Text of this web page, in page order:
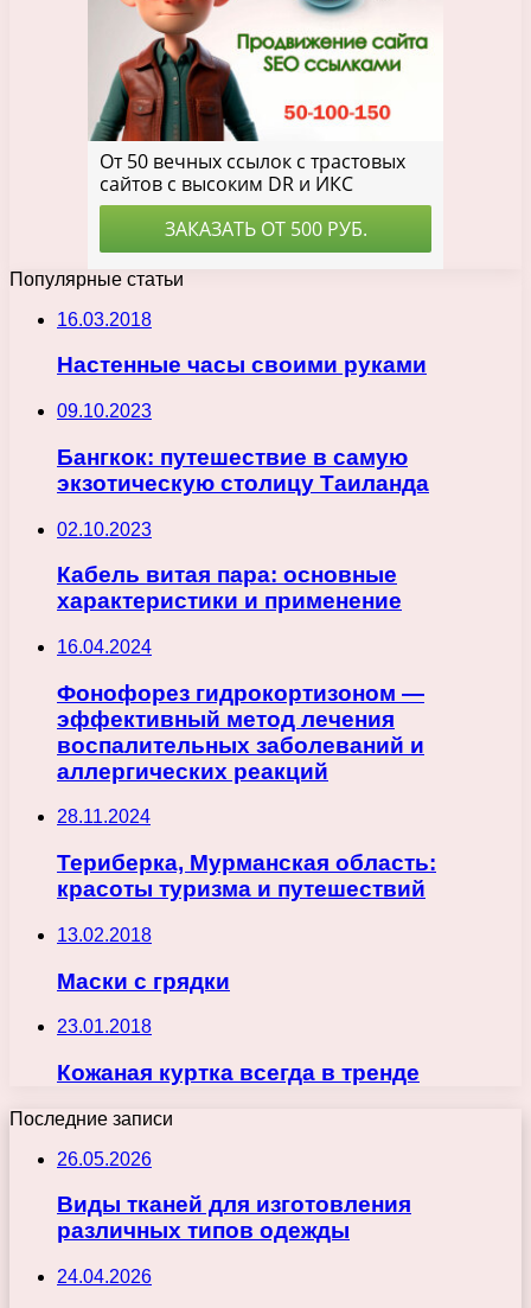
Популярные статьи
16.03.2018
Настенные часы своими руками
09.10.2023
Бангкок: путешествие в самую
экзотическую столицу Таиланда
02.10.2023
Кабель витая пара: основные
характеристики и применение
16.04.2024
Фонофорез гидрокортизоном —
эффективный метод лечения
воспалительных заболеваний и
аллергических реакций
28.11.2024
Териберка, Мурманская область:
красоты туризма и путешествий
13.02.2018
Маски с грядки
23.01.2018
Кожаная куртка всегда в тренде
Последние записи
26.05.2026
Виды тканей для изготовления
различных типов одежды
24.04.2026